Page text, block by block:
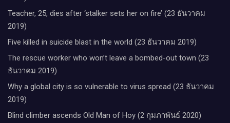
Teacher, 25, dies after ‘stalker sets her on fire’ (23 ธันวาคม
2019)
Five killed in suicide blast in the world (23 ธันวาคม 2019)
The rescue worker who won’t leave a bombed-out town (23
ธันวาคม 2019)
Why a global city is so vulnerable to virus spread (23 ธันวาคม
2019)
Blind climber ascends Old Man of Hoy (2 กุมภาพันธ์ 2020)